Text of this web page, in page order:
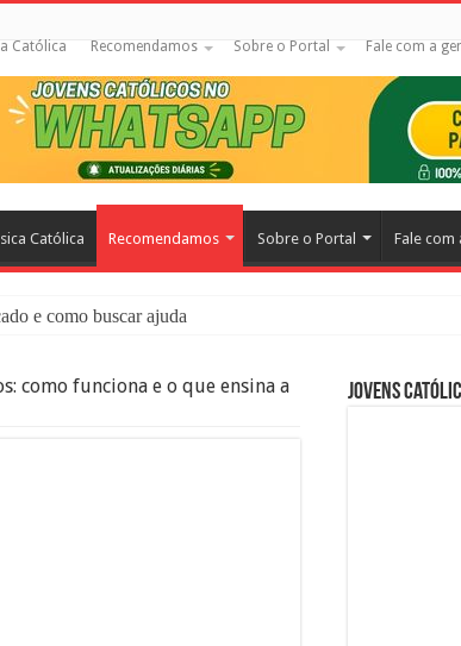
Católica Recomendamos Sobre o Portal Fale com a
Católica Recomendamos Sobre o Portal Fale com
e como buscar ajuda
Fim: O Documentário Que Vai Tocar os Católicos no
como funciona e o que ensina a
Jovens